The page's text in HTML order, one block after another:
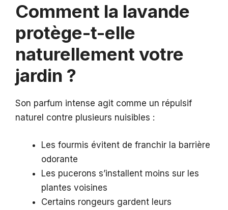
Comment la lavande
protège-t-elle
naturellement votre
jardin ?
Son parfum intense agit comme un répulsif
naturel contre plusieurs nuisibles :
Les fourmis évitent de franchir la barrière
odorante
Les pucerons s’installent moins sur les
plantes voisines
Certains rongeurs gardent leurs